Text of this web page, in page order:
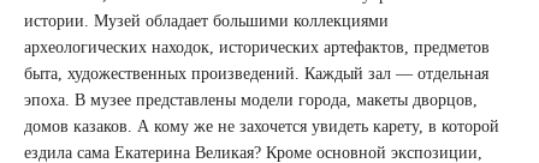
истории. Музей обладает большими коллекциями
археологических находок, исторических артефактов, предметов
быта, художественных произведений. Каждый зал — отдельная
эпоха. В музее представлены модели города, макеты дворцов,
домов казаков. А кому же не захочется увидеть карету, в которой
ездила сама Екатерина Великая? Кроме основной экспозиции,